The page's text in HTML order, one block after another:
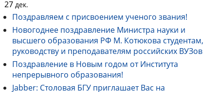
27 дек.
Поздравляем с присвоением ученого звания!
Новогоднее поздравление Министра науки и
высшего образования РФ М. Котюкова студентам,
руководству и преподавателям российских ВУЗов
Поздравление в Новым годом от Института
непрерывного образования!
Jabber: Столовая БГУ приглашает Вас на